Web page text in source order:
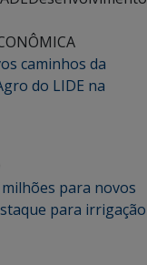
caminhos da
do LIDE na
milhões para novos
para irrigação